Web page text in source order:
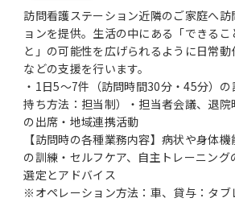
訪問看護ステーション近隣のご家庭へ
ョンを提供。生活の中にある「できるこ
と」の可能性を広げられるように日常
などの支援を行います。
・1日5～7件（訪問時間30分・45分）
持ち方法：担当制）・担当者会議、退
の出席・地域連携活動
【訪問時の各種業務内容】病状や身体
の訓練・セルフケア、自主トレーニング
選定とアドバイス
※オペレーション方法：車、貸与：タブ